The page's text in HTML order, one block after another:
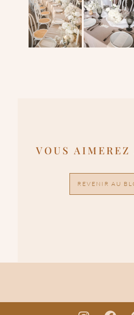
VOUS
REVENIR AU